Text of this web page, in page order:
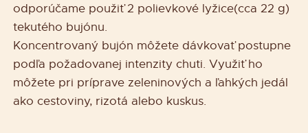
odporúčame použiť 2 polievkové lyžice(cca 22 g)
tekutého bujónu.
Koncentrovaný bujón môžete dávkovať postupne
podľa požadovanej intenzity chuti. Využiť ho
môžete pri príprave zeleninových a ľahkých jedál
ako cestoviny, rizotá alebo kuskus.